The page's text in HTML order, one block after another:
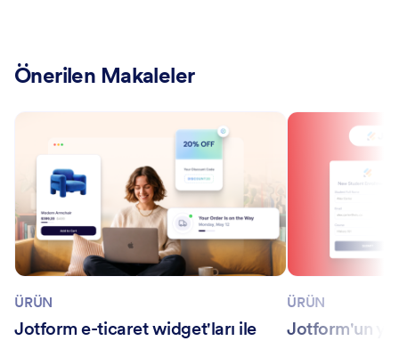
Önerilen Makaleler
ÜRÜN
Jotform e-ticaret widget'ları ile
ÜRÜN
Jotform'un